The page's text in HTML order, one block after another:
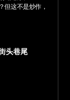
但这不是炒作，
头巷尾